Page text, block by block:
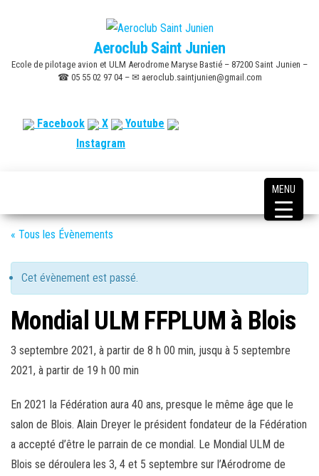
content
Aeroclub Saint Junien
Ecole de pilotage avion et ULM Aerodrome Maryse Bastié – 87200 Saint Junien –
☎ 05 55 02 97 04 – ✉ aeroclub.saintjunien@gmail.com
Facebook X
Youtube
Instagram
« Tous les Évènements
Cet évènement est passé.
Mondial ULM FFPLUM à Blois
3 septembre 2021, à partir de 8 h 00 min, jusqu à 5 septembre
2021, à partir de 19 h 00 min
En 2021 la Fédération aura 40 ans, presque le même âge que le
salon de Blois. Alain Dreyer le président fondateur de la Fédération
a accepté d’être le parrain de ce mondial. Le Mondial ULM de
Blois se déroulera les 3, 4 et 5 septembre sur l’Aérodrome de
MENU